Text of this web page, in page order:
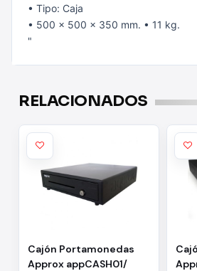
• Tipo: Caja
• 500 x 500 x 350 mm. • 11 kg.
"
RELACIONADOS
Cajón Portamonedas
Approx appCASH01/